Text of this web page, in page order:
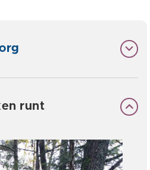
runt